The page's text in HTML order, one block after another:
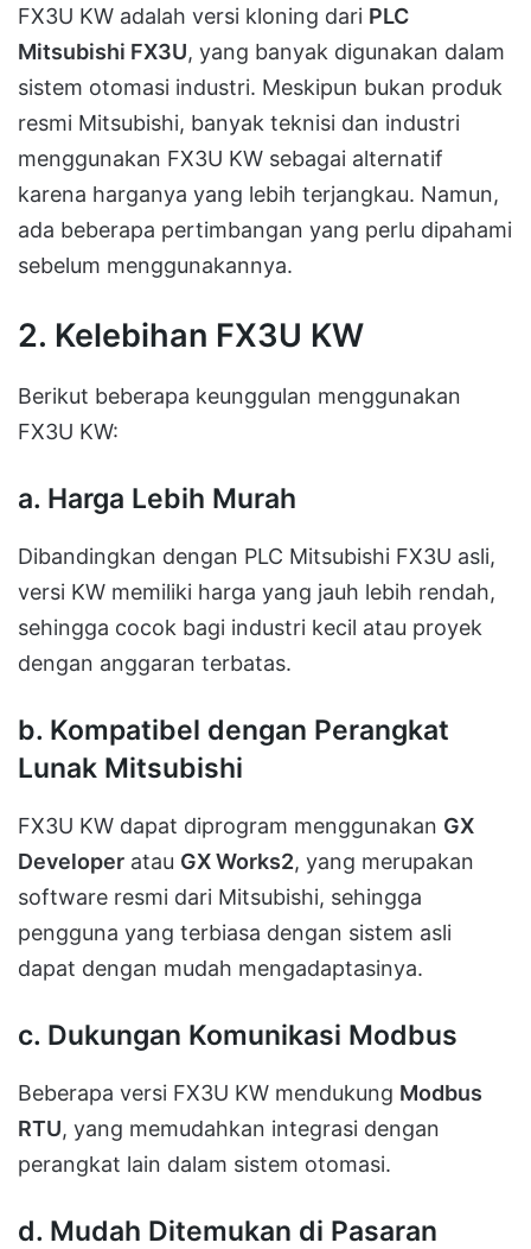
FX3U KW adalah versi kloning dari PLC
Mitsubishi FX3U, yang banyak digunakan dalam
sistem otomasi industri. Meskipun bukan produk
resmi Mitsubishi, banyak teknisi dan industri
menggunakan FX3U KW sebagai alternatif
karena harganya yang lebih terjangkau. Namun,
ada beberapa pertimbangan yang perlu dipahami
sebelum menggunakannya.
2. Kelebihan FX3U KW
Berikut beberapa keunggulan menggunakan
FX3U KW:
a. Harga Lebih Murah
Dibandingkan dengan PLC Mitsubishi FX3U asli,
versi KW memiliki harga yang jauh lebih rendah,
sehingga cocok bagi industri kecil atau proyek
dengan anggaran terbatas.
b. Kompatibel dengan Perangkat
Lunak Mitsubishi
FX3U KW dapat diprogram menggunakan GX
Developer atau GX Works2, yang merupakan
software resmi dari Mitsubishi, sehingga
pengguna yang terbiasa dengan sistem asli
dapat dengan mudah mengadaptasinya.
c. Dukungan Komunikasi Modbus
Beberapa versi FX3U KW mendukung Modbus
RTU, yang memudahkan integrasi dengan
perangkat lain dalam sistem otomasi.
d. Mudah Ditemukan di Pasaran